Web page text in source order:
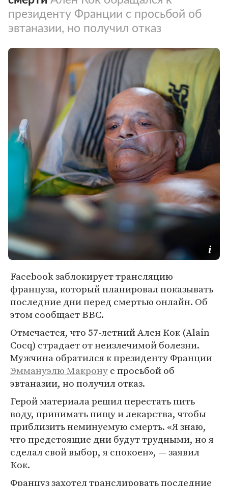
президенту Франции с просьбой об
эвтаназии, но получил отказ
Facebook заблокирует трансляцию
француза, который планировал показывать
последние дни перед смертью онлайн. Об
этом сообщает BBC.
Отмечается, что 57-летний Ален Кок (Alain
Cocq) страдает от неизлечимой болезни.
Мужчина обратился к президенту Франции
Эммануэлю Макронус просьбой об
эвтаназии, но получил отказ.
Герой материала решил перестать пить
воду, принимать пищу и лекарства, чтобы
приблизить неминуемую смерть. «Я знаю,
что предстоящие дни будут трудными, но я
сделал свой выбор, я спокоен», — заявил
Кок.
Француз захотел транслировать последние